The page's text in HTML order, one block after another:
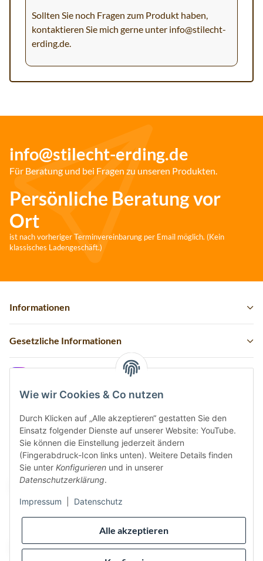
Alle akzeptieren
Wie wir Cookies & Co nutzen
Durch Klicken auf „Alle akzeptieren“ gestatten Sie den
Einsatz folgender Dienste auf unserer Website: YouTube.
Sie können die Einstellung jederzeit ändern
(Fingerabdruck-Icon links unten). Weitere Details finden
Sie unter Konfigurieren und in unserer
Datenschutzerklärung.
Impressum Datenschutz
Sollten Sie noch Fragen zum Produkt haben,
kontaktieren Sie mich gerne unter info@stilecht-
erding.de.
info@stilecht-erding.de
Für Beratung und bei Fragen zu unseren Produkten.
Persönliche Beratung vor
Ort
ist nach vorheriger Terminvereinbarung per Email möglich. (Kein
klassisches Ladengeschäft.)
Informationen
Gesetzliche Informationen
Vertrag widerrufen
Sicher bezahlen via:
Wir versenden via: